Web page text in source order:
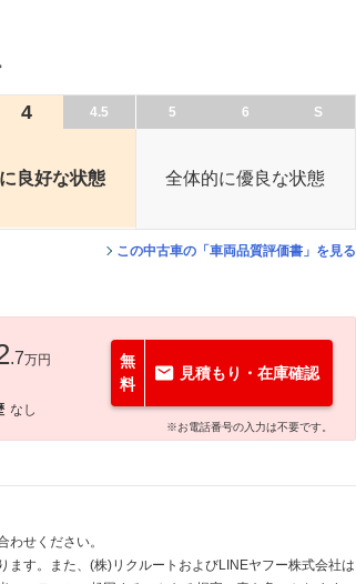
4 4.5 5 6 S
良好な状態 全体的に優良な状態
この中古車の「車両品質評価書」を見る
.7万円
なし
無
料
見積もり・在庫確認
※お電話番号の入力は不要です。
せください。
す。また、(株)リクルートおよびLINEヤフー株式会社は